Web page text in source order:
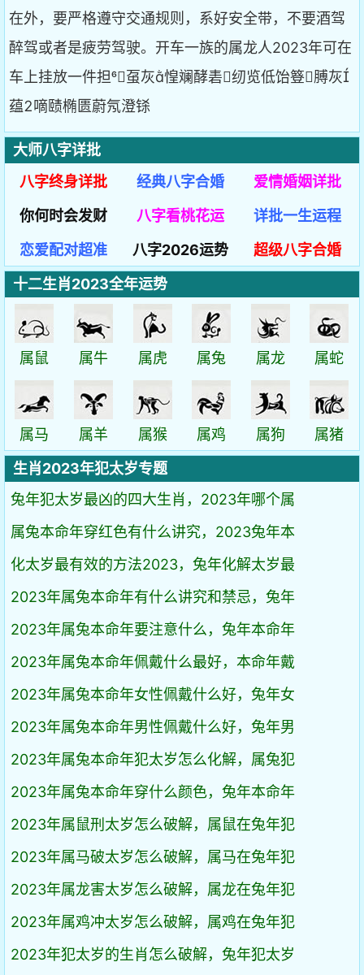
在外，要严格遵守交通规则，系好安全带，不要酒驾
醉驾或者是疲劳驾驶。开车一族的属龙人2023年可在
车上挂放一件担虿灰惶斓酵砉纫览低饴簦膊灰
蕴嘀赜椭匮蔚氖澄铩
大师八字详批
八字终身详批
经典八字合婚
爱情婚姻详批
你何时会发财
八字看桃花运
详批一生运程
恋爱配对超准
八字2026运势
超级八字合婚
十二生肖2023全年运势
属鼠 属牛 属虎 属兔 属龙 属蛇
属马 属羊 属猴 属鸡 属狗
属猪
生肖2023年犯太岁专题
兔年犯太岁最凶的四大生肖，2023年哪个属
属兔本命年穿红色有什么讲究，2023兔年本
化太岁最有效的方法2023，兔年化解太岁最
2023年属兔本命年有什么讲究和禁忌，兔年
2023年属兔本命年要注意什么，兔年本命年
2023年属兔本命年佩戴什么最好，本命年戴
2023年属兔本命年女性佩戴什么好，兔年女
2023年属兔本命年男性佩戴什么好，兔年男
2023年属兔本命年犯太岁怎么化解，属兔犯
2023年属兔本命年穿什么颜色，兔年本命年
2023年属鼠刑太岁怎么破解，属鼠在兔年犯
2023年属马破太岁怎么破解，属马在兔年犯
2023年属龙害太岁怎么破解，属龙在兔年犯
2023年属鸡冲太岁怎么破解，属鸡在兔年犯
2023年犯太岁的生肖怎么破解，兔年犯太岁